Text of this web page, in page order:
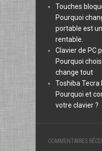
Touches
Pourquoi
portable est
rentable.
Clavier de PC
Pourquoi
change tout
Toshiba Tecra
Pourquoi et
votre clavier ?
COMMENTAIRES